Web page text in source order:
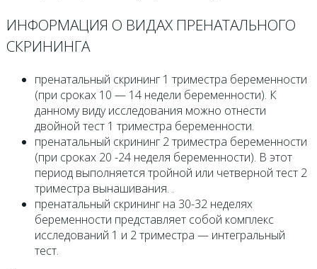
ИНФОРМАЦИЯ О ВИДАХ ПРЕНАТАЛЬНОГО
СКРИНИНГА
пренатальный скрининг 1 триместра беременности
(при сроках 10 — 14 недели беременности). К
данному виду исследования можно отнести
двойной тест 1 триместра беременности.
пренатальный скрининг 2 триместра беременности
(при сроках 20 -24 неделя беременности). В этот
период выполняется тройной или четверной тест 2
триместра вынашивания. .
пренатальный скрининг на 30-32 неделях
беременности представляет собой комплекс
исследований 1 и 2 триместра — интегральный
тест.